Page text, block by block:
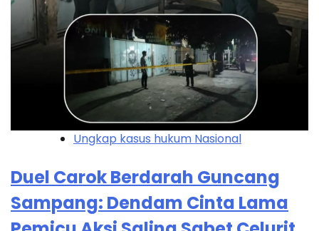
Ungkap kasus hukum Nasional
Duel Carok Berdarah Guncang
Sampang: Dendam Cinta Lama